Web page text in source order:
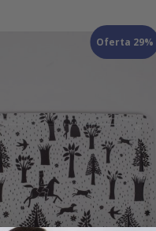
Oferta 29%